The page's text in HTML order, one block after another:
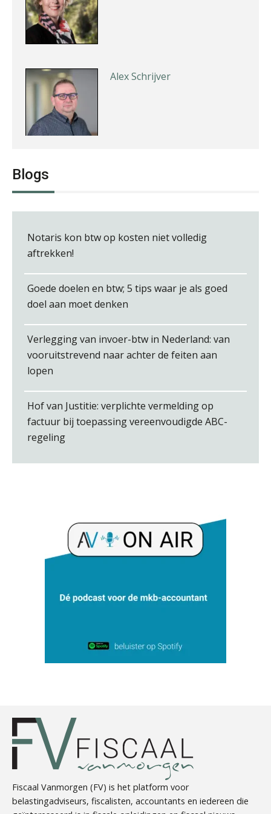
Alex Schrijver
Léon de Jager
Martine Cranendonk
Jan Mooren
Blogs
Notaris kon btw op kosten niet volledig
aftrekken!
Goede doelen en btw; 5 tips waar je als goed
doel aan moet denken
Verlegging van invoer-btw in Nederland: van
vooruitstrevend naar achter de feiten aan
lopen
Hof van Justitie: verplichte vermelding op
factuur bij toepassing vereenvoudigde ABC-
regeling
Fiscaal Vanmorgen (FV) is het platform voor
belastingadviseurs, fiscalisten, accountants en iedereen die